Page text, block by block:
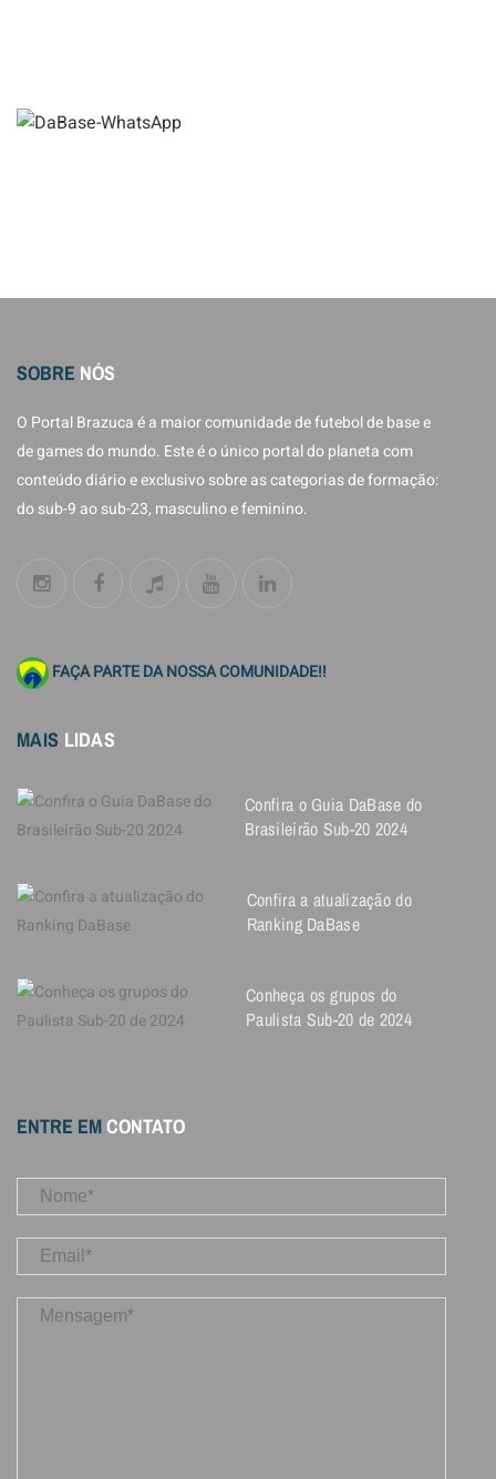
SOBRE NÓS
O Portal Brazuca é a maior comunidade de futebol de base e
de games do mundo. Este é o único portal do planeta com
conteúdo diário e exclusivo sobre as categorias de formação:
do sub-9 ao sub-23, masculino e feminino.
FAÇA PARTE DA NOSSA COMUNIDADE!!
MAIS LIDAS
Confira o Guia DaBase do
Brasileirão Sub-20 2024
Confira a atualização do
Ranking DaBase
Conheça os grupos do
Paulista Sub-20 de 2024
ENTRE EMCONTATO